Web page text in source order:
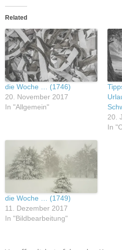
Related
die Woche … (1746)
20. November 2017
In "Allgemein"
20.
In
die Woche … (1749)
11. Dezember 2017
In "Bildbearbeitung"